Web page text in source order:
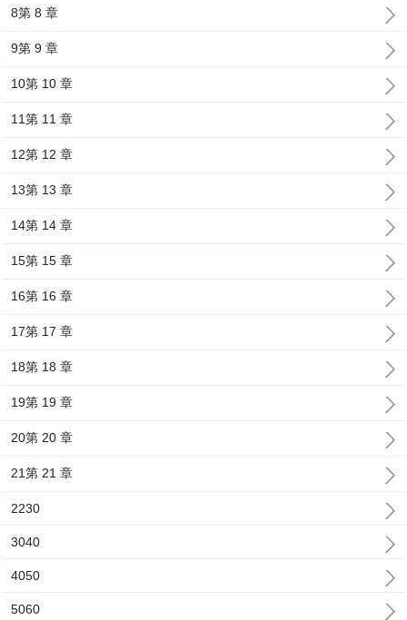
8第 8 章
9第 9 章
10第 10 章
11第 11 章
12第 12 章
13第 13 章
14第 14 章
15第 15 章
16第 16 章
17第 17 章
18第 18 章
19第 19 章
20第 20 章
21第 21 章
2230
3040
4050
5060